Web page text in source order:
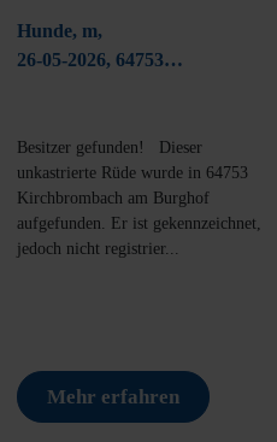
Hunde, m,
26-05-2026, 64753
Besitzer gefunden! Dieser
unkastrierte Rüde wurde in 64753
Kirchbrombach am Burghof
aufgefunden. Er ist gekennzeichnet,
jedoch nicht registrier...
Mehr erfahren